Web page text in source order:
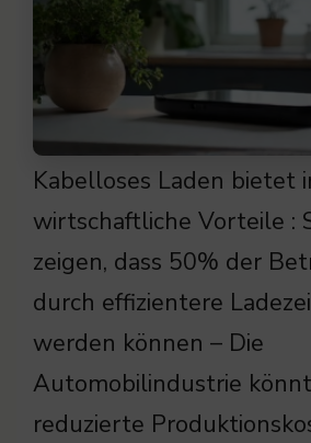
Kabelloses Laden bietet
wirtschaftliche Vorteile :
zeigen, dass 50% der
durch effizientere
werden können – Die
Automobilindustrie
reduzierte